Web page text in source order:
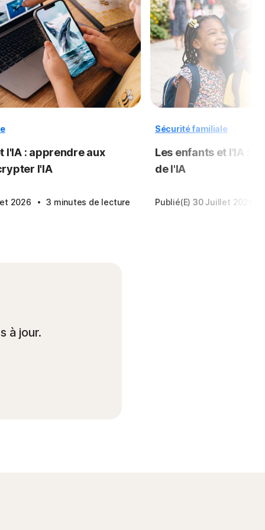
l'IA : apprendre aux
l'IA
2026 · 3 minutes de lecture
Sécurité familiale
Les enfants et l'IA :
de l'IA
Publié(e) 30 Juillet 2026
à jour.